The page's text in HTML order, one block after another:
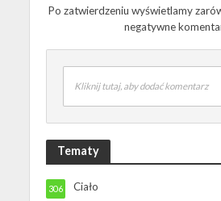
Po zatwierdzeniu wyświetlamy
negatywne
Kliknij tutaj, aby dodać komentarz
Tematy
Ciało
306